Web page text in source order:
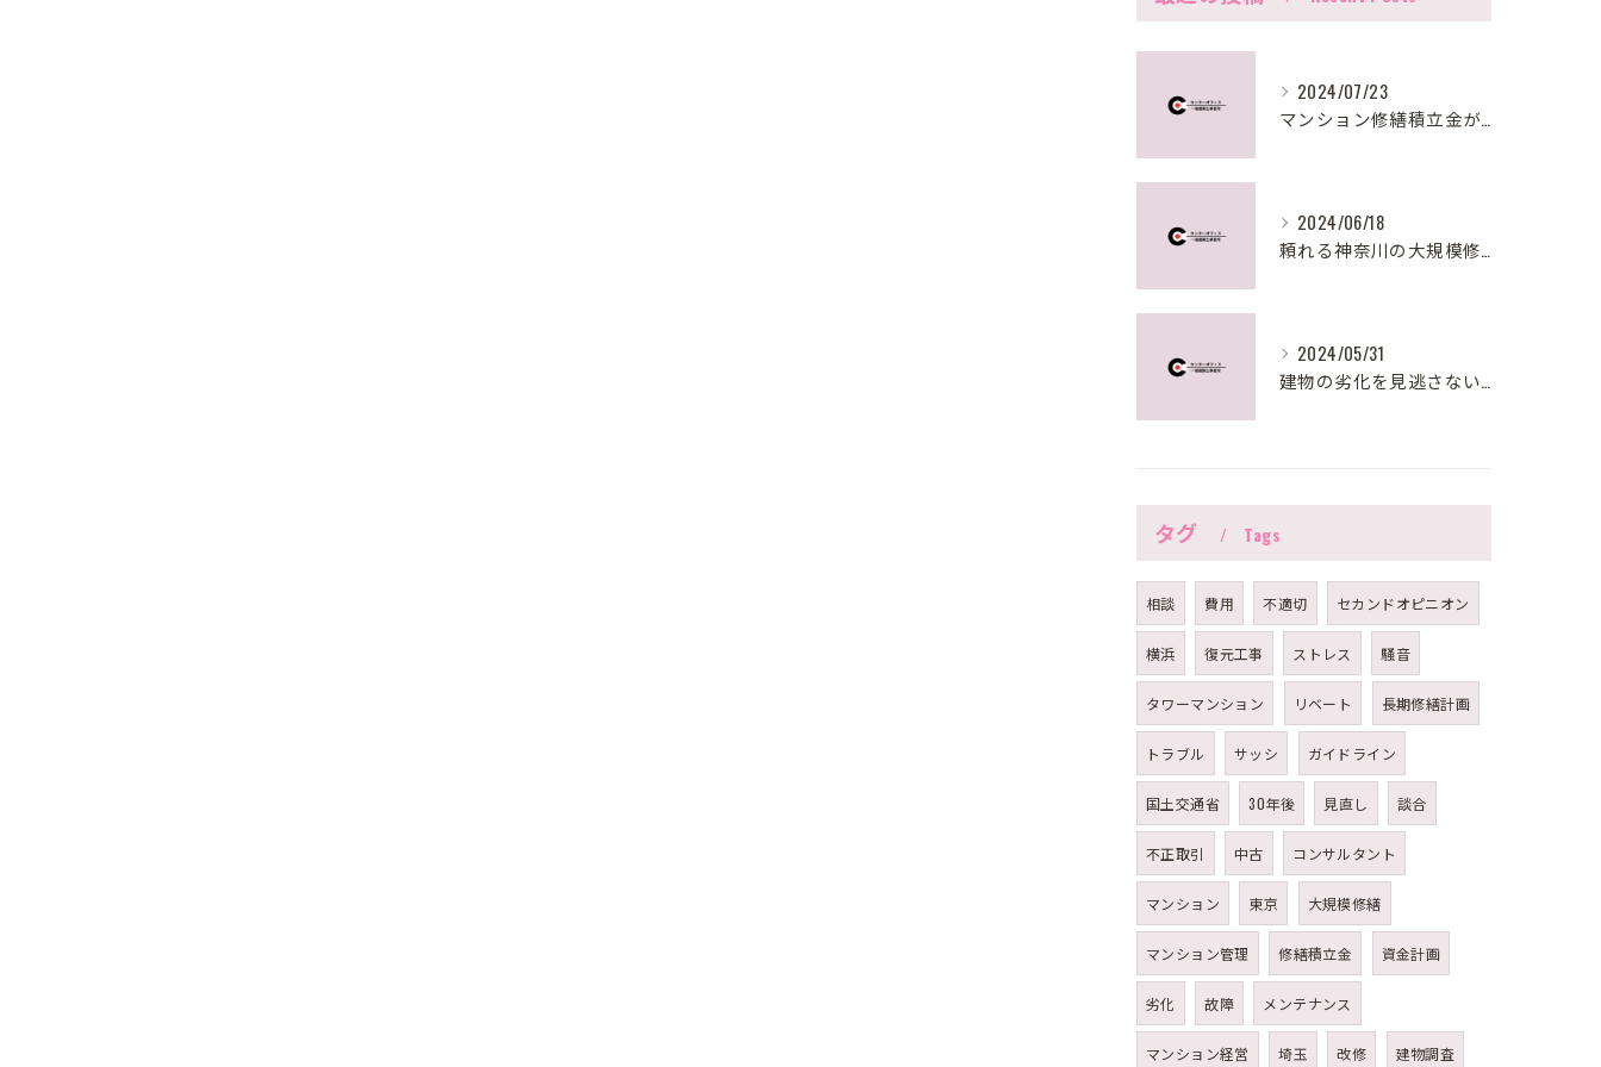
2024/07/23
マンション修繕積立金が足りない時の対策法とは？
2024/06/18
頼れる神奈川の大規模修繕サポート
2024/05/31
建物の劣化を見逃さない！大規模修繕で必要な建物調査診断とは？
タグ Tags
相談 費用 不適切 セカンドオピニオン
横浜 復元工事 ストレス 騒音
タワーマンション リベート 長期修繕計画
トラブル サッシ ガイドライン
国土交通省 30年後 見直し 談合
不正取引 中古 コンサルタント
マンション 東京 大規模修繕
マンション管理 修繕積立金 資金計画
劣化 故障 メンテナンス
マンション経営 埼玉 改修 建物調査